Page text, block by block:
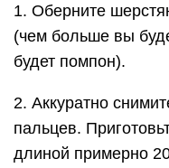
1. Оберните
(чем больше вы
будет помпон).
2. Аккуратно
пальцев.
длиной примерно